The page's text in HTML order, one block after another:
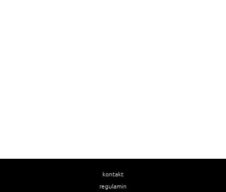
kontakt
regulamin